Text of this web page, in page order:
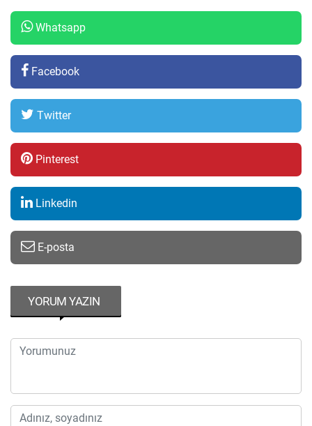
Whatsapp
Facebook
Twitter
Pinterest
Linkedin
E-posta
YORUM YAZIN